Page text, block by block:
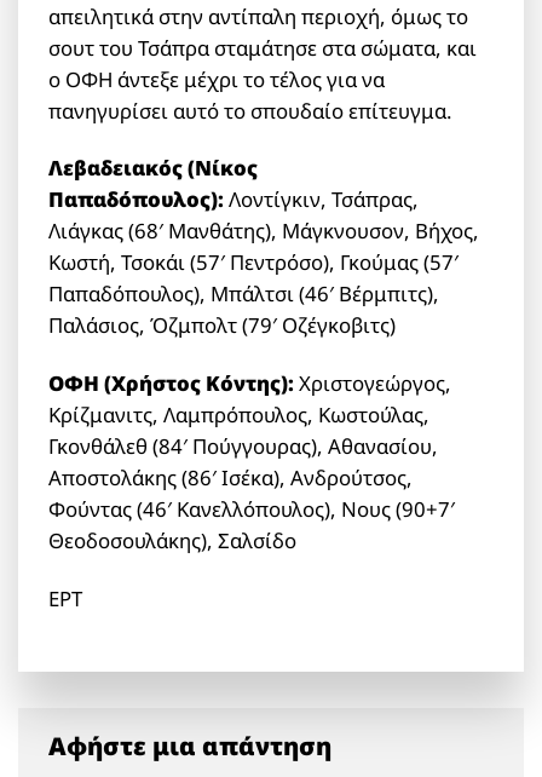
απειλητικά στην αντίπαλη περιοχή, όμως το
σουτ του Τσάπρα σταμάτησε στα σώματα, και
ο ΟΦΗ άντεξε μέχρι το τέλος για να
πανηγυρίσει αυτό το σπουδαίο επίτευγμα.
Λεβαδειακός (Νίκος
Παπαδόπουλος): Λοντίγκιν, Τσάπρας,
Λιάγκας (68′ Μανθάτης), Μάγκνουσον, Βήχος,
Κωστή, Τσοκάι (57′ Πεντρόσο), Γκούμας (57′
Παπαδόπουλος), Μπάλτσι (46′ Βέρμπιτς),
Παλάσιος, Όζμπολτ (79′ Οζέγκοβιτς)
ΟΦΗ (Χρήστος Κόντης): Χριστογεώργος,
Κρίζμανιτς, Λαμπρόπουλος, Κωστούλας,
Γκονθάλεθ (84′ Πούγγουρας), Αθανασίου,
Αποστολάκης (86′ Ισέκα), Ανδρούτσος,
Φούντας (46′ Κανελλόπουλος), Νους (90+7′
Θεοδοσουλάκης), Σαλσίδο
ΕΡΤ
Αφήστε μια απάντηση